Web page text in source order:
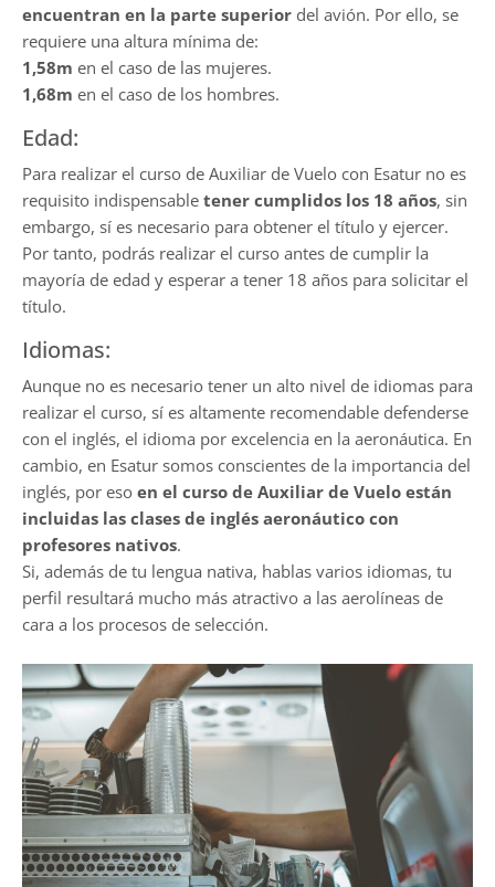
encuentran en la parte superior del avión. Por ello, se
requiere una altura mínima de:
1,58m en el caso de las mujeres.
1,68m en el caso de los hombres.
Edad:
Para realizar el curso de Auxiliar de Vuelo con Esatur no es
requisito indispensable tener cumplidos los 18 años, sin
embargo, sí es necesario para obtener el título y ejercer.
Por tanto, podrás realizar el curso antes de cumplir la
mayoría de edad y esperar a tener 18 años para solicitar el
título.
Idiomas:
Aunque no es necesario tener un alto nivel de idiomas para
realizar el curso, sí es altamente recomendable defenderse
con el inglés, el idioma por excelencia en la aeronáutica. En
cambio, en Esatur somos conscientes de la importancia del
inglés, por eso en el curso de Auxiliar de Vuelo están
incluidas las clases de inglés aeronáutico con
profesores nativos.
Si, además de tu lengua nativa, hablas varios idiomas, tu
perfil resultará mucho más atractivo a las aerolíneas de
cara a los procesos de selección.